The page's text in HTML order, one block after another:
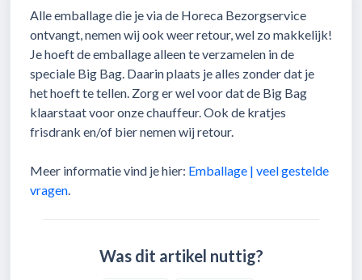
Alle emballage die je via de Horeca Bezorgservice
ontvangt, nemen wij ook weer retour, wel zo makkelijk!
Je hoeft de emballage alleen te verzamelen in de
speciale Big Bag. Daarin plaats je alles zonder dat je
het hoeft te tellen. Zorg er wel voor dat de Big Bag
klaarstaat voor onze chauffeur. Ook de kratjes
frisdrank en/of bier nemen wij retour.
Meer informatie vind je hier: Emballage | veel gestelde
vragen.
Was dit artikel nuttig?